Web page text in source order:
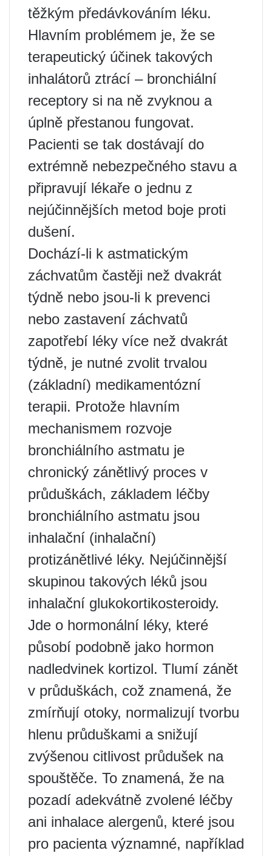
těžkým předávkováním léku.
Hlavním problémem je, že se
terapeutický účinek takových
inhalátorů ztrácí – bronchiální
receptory si na ně zvyknou a
úplně přestanou fungovat.
Pacienti se tak dostávají do
extrémně nebezpečného stavu a
připravují lékaře o jednu z
nejúčinnějších metod boje proti
dušení.
Dochází-li k astmatickým
záchvatům častěji než dvakrát
týdně nebo jsou-li k prevenci
nebo zastavení záchvatů
zapotřebí léky více než dvakrát
týdně, je nutné zvolit trvalou
(základní) medikamentózní
terapii. Protože hlavním
mechanismem rozvoje
bronchiálního astmatu je
chronický zánětlivý proces v
průduškách, základem léčby
bronchiálního astmatu jsou
inhalační (inhalační)
protizánětlivé léky. Nejúčinnější
skupinou takových léků jsou
inhalační glukokortikosteroidy.
Jde o hormonální léky, které
působí podobně jako hormon
nadledvinek kortizol. Tlumí zánět
v průduškách, což znamená, že
zmírňují otoky, normalizují tvorbu
hlenu průduškami a snižují
zvýšenou citlivost průdušek na
spouštěče. To znamená, že na
pozadí adekvátně zvolené léčby
ani inhalace alergenů, které jsou
pro pacienta významné, například